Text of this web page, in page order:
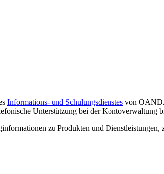
Informations- und Schulungsdienstes von
Unterstützung bei der Kontoverwaltung
zu Produkten und Dienstleistungen,